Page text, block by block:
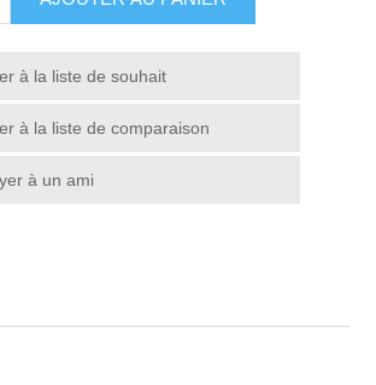
à la liste de souhait
à la liste de comparaison
à un ami